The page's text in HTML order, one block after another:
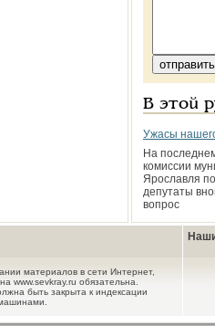
В этой
Ужасы
На
комиссии
Ярославля
депутаты
вопрос
материалов в сети Интернет,
www.sevkray.ru обязательна.
быть закрыта к индексации